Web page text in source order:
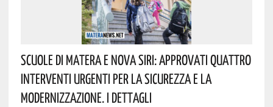
Scuole Di Matera E Nova Siri: Approvati Quattro
Interventi Urgenti Per La Sicurezza E La
Modernizzazione. I Dettagli